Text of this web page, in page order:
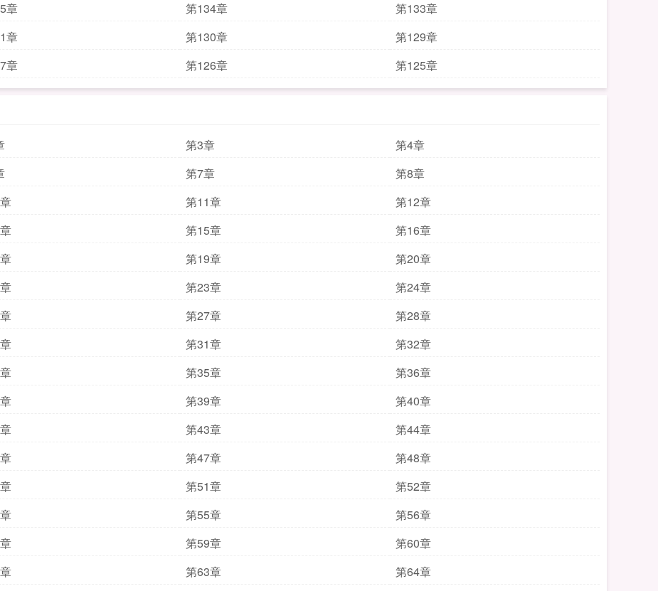
章 第134章
第133章
章 第130章
第129章
章 第126章 第125章
第3章
第4章
第7章
第8章
第11章
第12章
第15章
第16章
第19章
第20章
第23章
第24章
第27章
第28章
第31章
第32章
第35章
第36章
第39章
第40章
第43章
第44章
第47章
第48章
第51章
第52章
第55章
第56章
第59章
第60章
第63章
第64章